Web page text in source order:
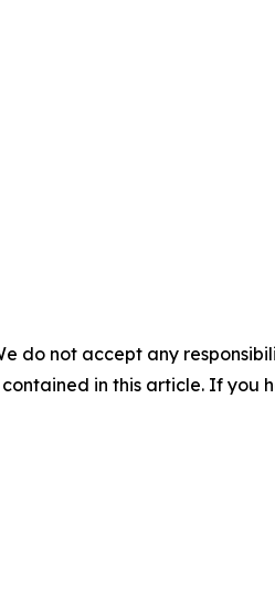
do not accept any
in this article. If you